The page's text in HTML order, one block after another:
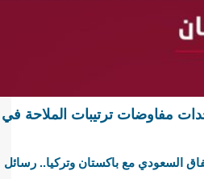
مفاوضات ترتيبات الملاحة في
السعودي مع باكستان وتركيا.. رسائل